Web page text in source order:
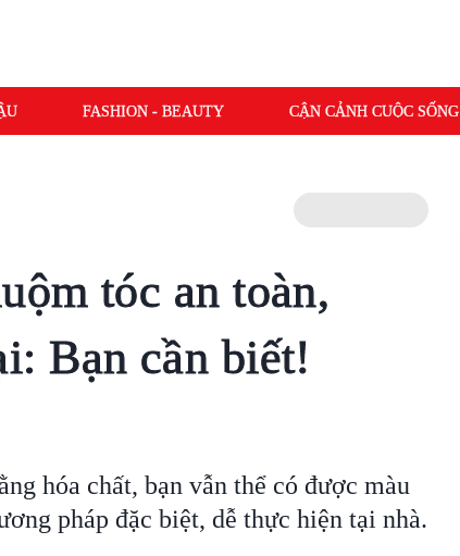
FASHION - BEAUTY CẬN CẢNH CUỘC SỐNG
tóc an toàn,
Bạn cần biết!
hóa chất, bạn vẫn thể có được màu
pháp đặc biệt, dễ thực hiện tại nhà.